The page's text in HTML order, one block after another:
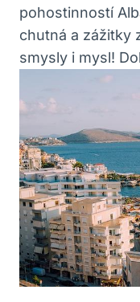
pohostinností
chutná a zážitky
smysly i mysl!